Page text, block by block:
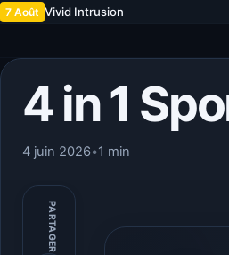
7 Août Vivid Intrusion
4 in 1
4 juin 2026•1 min
PARTAGER